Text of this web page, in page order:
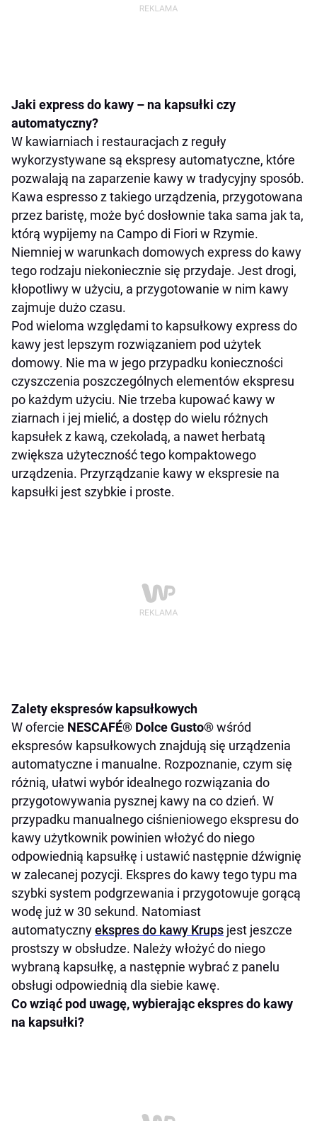
Jaki express do kawy – na kapsułki czy
automatyczny?
W kawiarniach i restauracjach z reguły
wykorzystywane są ekspresy automatyczne, które
pozwalają na zaparzenie kawy w tradycyjny sposób.
Kawa espresso z takiego urządzenia, przygotowana
przez baristę, może być dosłownie taka sama jak ta,
którą wypijemy na Campo di Fiori w Rzymie.
Niemniej w warunkach domowych express do kawy
tego rodzaju niekoniecznie się przydaje. Jest drogi,
kłopotliwy w użyciu, a przygotowanie w nim kawy
zajmuje dużo czasu.
Pod wieloma względami to kapsułkowy express do
kawy jest lepszym rozwiązaniem pod użytek
domowy. Nie ma w jego przypadku konieczności
czyszczenia poszczególnych elementów ekspresu
po każdym użyciu. Nie trzeba kupować kawy w
ziarnach i jej mielić, a dostęp do wielu różnych
kapsułek z kawą, czekoladą, a nawet herbatą
zwiększa użyteczność tego kompaktowego
urządzenia. Przyrządzanie kawy w ekspresie na
kapsułki jest szybkie i proste.
Zalety ekspresów kapsułkowych
W ofercie NESCAFÉ® Dolce Gusto®wśród
ekspresów kapsułkowych znajdują się urządzenia
automatyczne i manualne. Rozpoznanie, czym się
różnią, ułatwi wybór idealnego rozwiązania do
przygotowywania pysznej kawy na co dzień. W
przypadku manualnego ciśnieniowego ekspresu do
kawy użytkownik powinien włożyć do niego
odpowiednią kapsułkę i ustawić następnie dźwignię
w zalecanej pozycji. Ekspres do kawy tego typu ma
szybki system podgrzewania i przygotowuje gorącą
wodę już w 30 sekund. Natomiast
automatycznyekspres do kawy Krups jest jeszcze
prostszy w obsłudze. Należy włożyć do niego
wybraną kapsułkę, a następnie wybrać z panelu
obsługi odpowiednią dla siebie kawę.
Co wziąć pod uwagę, wybierając ekspres do kawy
na kapsułki?